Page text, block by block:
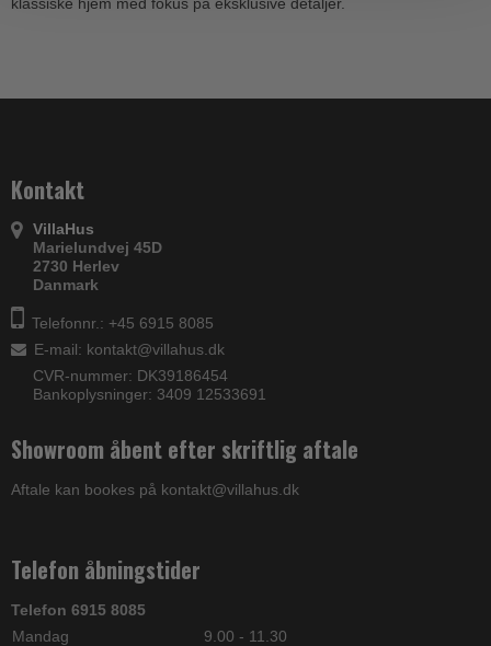
Kontakt
VillaHus
Marielundvej 45D
2730 Herlev
Danmark
Telefonnr.: +45 6915 8085
E-mail: kontakt@villahus.dk
CVR-nummer: DK39186454
Bankoplysninger: 3409 12533691
Showroom åbent efter skriftlig aftale
Aftale kan bookes på kontakt@villahus.dk
Telefon åbningstider
Telefon 6915 8085
Mandag
9.00 - 11.30